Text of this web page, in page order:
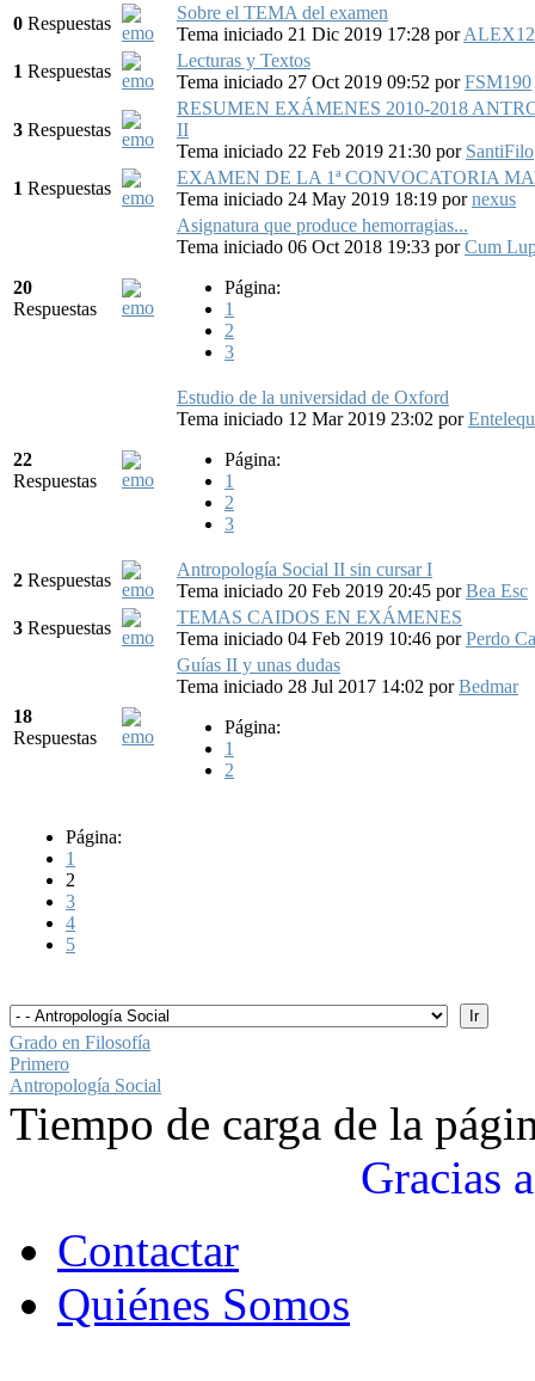
0 Respuestas
Sobre el TEMA del examen
Tema iniciado 21 Dic 2019 17:28 por
1 Respuestas
Lecturas y Textos
Tema iniciado 27 Oct 2019 09:52 porFSM190
3 Respuestas
RESUMEN EXÁMENES 2010-2018
II
Tema iniciado 22 Feb 2019 21:30 por SantiFilo
1 Respuestas
EXAMEN DE LA 1ª CONVOCATORIA
Tema iniciado 24 May 2019 18:19 pornexus
20
Respuestas
Asignatura que produce hemorragias...
Tema iniciado 06 Oct 2018 19:33 porCum
Página:
1
2
3
22
Respuestas
Estudio de la universidad de Oxford
Tema iniciado 12 Mar 2019 23:02 por
Página:
1
2
3
2 Respuestas
Antropología Social II sin cursar I
Tema iniciado 20 Feb 2019 20:45 porBea Esc
3 Respuestas
TEMAS CAIDOS EN EXÁMENES
Tema iniciado 04 Feb 2019 10:46 porPerdo
18
Respuestas
Guías II y unas dudas
Tema iniciado 28 Jul 2017 14:02 porBedmar
Página:
1
2
Página:
1
2
3
4
5
Grado en Filosofía
Primero
Antropología Social
Tiempo de carga de la
Gracias a
Contactar
Quiénes Somos